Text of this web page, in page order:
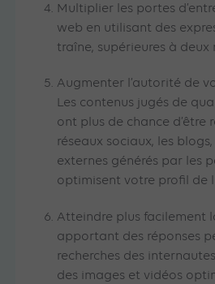
Multiplier les portes
web en utilisant des
traîne, supérieures à deux
Augmenter l’autorité de
Les contenus jugés de
ont plus de chance d’être
réseaux sociaux, les blogs,
externes générés par les
optimisent votre profil de
Atteindre plus facilement
apportant des réponses
recherches des
des images et vidéos